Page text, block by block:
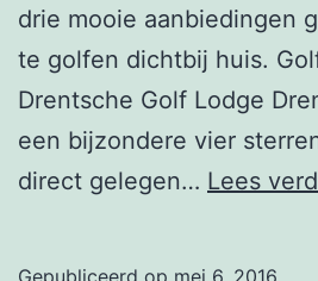
drie mooie aanbiedingen
te golfen dichtbij huis.
Drentsche Golf Lodge
een bijzondere vier
direct gelegen… Lees